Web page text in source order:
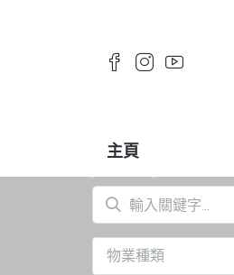
主頁
物業種類